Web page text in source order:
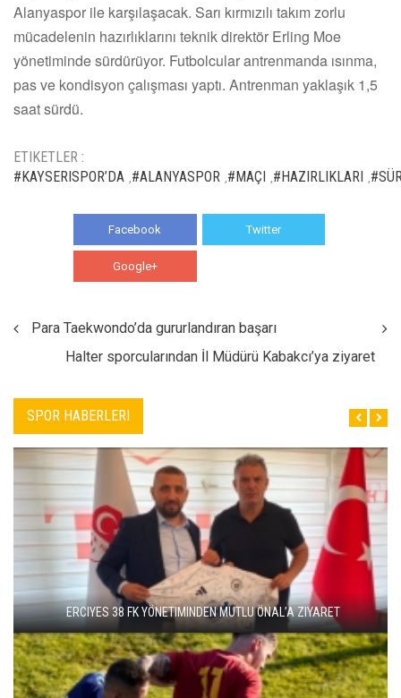
Alanyaspor ile karşılaşacak. Sarı kırmızılı takım zorlu
mücadelenin hazırlıklarını teknik direktör Erling Moe
yönetiminde sürdürüyor. Futbolcular antrenmanda ısınma,
pas ve kondisyon çalışması yaptı. Antrenman yaklaşık 1,5
saat sürdü.
ETIKETLER :
#KAYSERISPOR’DA #ALANYASPOR #MAÇI #HAZIRLIKLARI
Facebook Twitter
Google+
Para Taekwondo’da gururlandıran başarı
Halter sporcularından İl Müdürü Kabakcı’ya ziyaret
SPOR HABERLERI
ERCIYES 38 FK YÖNETIMINDEN MUTLU ÖNAL’A ZIYARET